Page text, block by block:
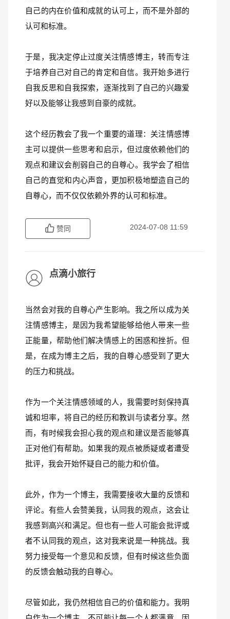
自己的内在价值和成就的认可上，而不是外部的
认可和标准。
于是，我决定停止过度关注情感博主，转而专注
于培养自己对自己的肯定和自信。我开始多进行
自我反思和自我探索，逐渐找到了自己的兴趣爱
好以及能够让我感到自豪的成就。
这个经历教会了我一个重要的道理：关注情感博
主可以提供一些思考和启示，但过度依赖他们的
观点和建议会削弱自己的自尊心。我学会了相信
自己的直觉和内心声音，更加积极地塑造自己的
自尊心，而不仅仅依赖外界的认可和标准。
赞同 2024-07-08 11:59
点滴小旅行
当然会对我的自尊心产生影响。我之所以成为关
注情感博主，是因为我希望能够给他人带来一些
正能量，帮助他们解决情感上的困惑和挫折。但
是，在成为博主之后，我的自尊心感受到了更大
的压力和挑战。
作为一个关注情感领域的人，我需要时刻保持真
诚和坦率，将自己的经历和教训与读者分享。然
而，有时候我会担心我的观点和建议是否能够真
正对他们有帮助。如果我的观点被质疑或者遭受
批评，我会开始怀疑自己的能力和价值。
此外，作为一个博主，我需要接收大量的反馈和
评论。有些人会赞美我，认同我的观点，这会让
我感到高兴和满足。但也有一些人可能会批评或
者不认同我的观点，这对我来说是一种挑战。我
努力接受每一个意见和反馈，但有时候这些负面
的反馈会触动我的自尊心。
尽管如此，我仍然相信自己的价值和能力。我明